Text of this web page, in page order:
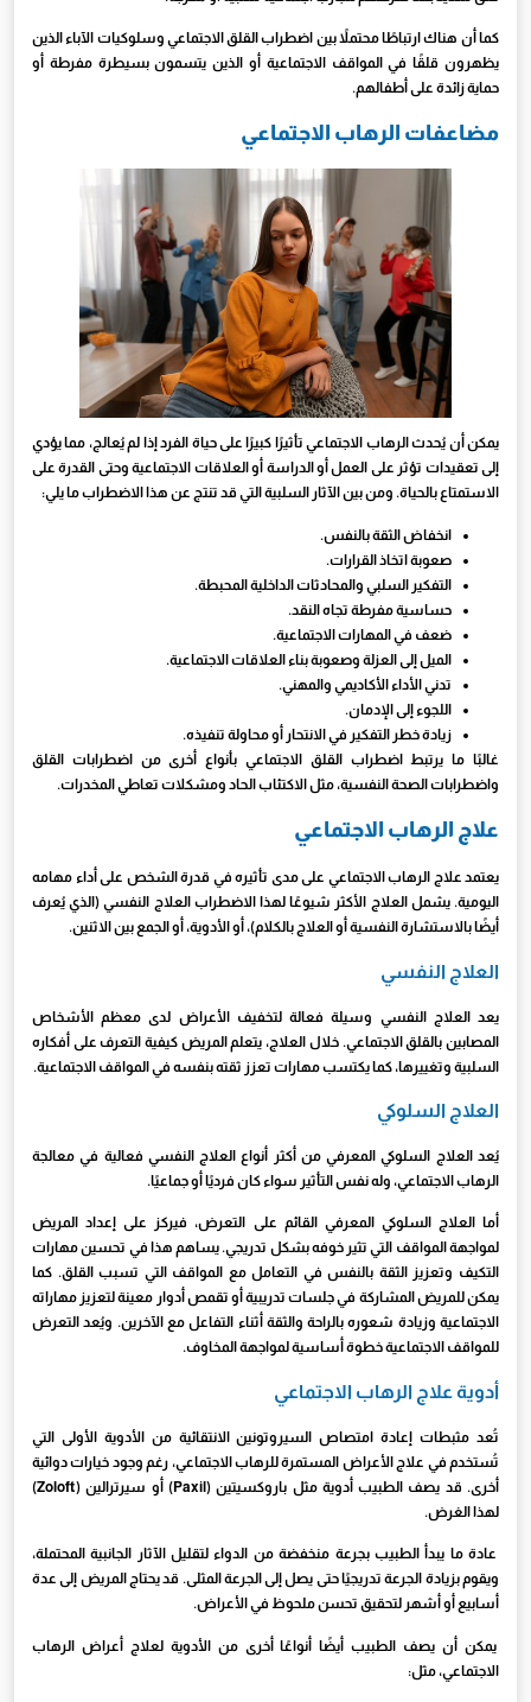
كما أن هناك ارتباطًا محتملاً بين اضطراب القلق الاجتماعي وسلوكيات الآباء الذين
يظهرون قلقًا في المواقف الاجتماعية أو الذين يتسمون بسيطرة مفرطة أو
حماية زائدة على أطفالهم.
مضاعفات الرهاب الاجتماعي
يمكن أن يُحدث الرهاب الاجتماعي تأثيرًا كبيرًا على حياة الفرد إذا لم يُعالج، مما يؤدي
إلى تعقيدات تؤثر على العمل أو الدراسة أو العلاقات الاجتماعية وحتى القدرة على
الاستمتاع بالحياة. ومن بين الآثار السلبية التي قد تنتج عن هذا الاضطراب ما يلي:
انخفاض الثقة بالنفس.
صعوبة اتخاذ القرارات.
التفكير السلبي والمحادثات الداخلية المحبطة.
حساسية مفرطة تجاه النقد.
ضعف في المهارات الاجتماعية.
الميل إلى العزلة وصعوبة بناء العلاقات الاجتماعية.
تدني الأداء الأكاديمي والمهني.
اللجوء إلى الإدمان.
زيادة خطر التفكير في الانتحار أو محاولة تنفيذه.
غالبًا ما يرتبط اضطراب القلق الاجتماعي بأنواع أخرى من اضطرابات القلق
واضطرابات الصحة النفسية، مثل الاكتئاب الحاد ومشكلات تعاطي المخدرات.
علاج الرهاب الاجتماعي
يعتمد علاج الرهاب الاجتماعي على مدى تأثيره في قدرة الشخص على أداء مهامه
اليومية. يشمل العلاج الأكثر شيوعًا لهذا الاضطراب العلاج النفسي (الذي يُعرف
أيضًا بالاستشارة النفسية أو العلاج بالكلام)، أو الأدوية، أو الجمع بين الاثنين.
العلاج النفسي
يعد العلاج النفسي وسيلة فعالة لتخفيف الأعراض لدى معظم الأشخاص
المصابين بالقلق الاجتماعي. خلال العلاج، يتعلم المريض كيفية التعرف على أفكاره
السلبية وتغييرها، كما يكتسب مهارات تعزز ثقته بنفسه في المواقف الاجتماعية.
العلاج السلوكي
يُعد العلاج السلوكي المعرفي من أكثر أنواع العلاج النفسي فعالية في معالجة
الرهاب الاجتماعي، وله نفس التأثير سواء كان فرديًا أو جماعيًا.
أما العلاج السلوكي المعرفي القائم على التعرض، فيركز على إعداد المريض
لمواجهة المواقف التي تثير خوفه بشكل تدريجي. يساهم هذا في تحسين مهارات
التكيف وتعزيز الثقة بالنفس في التعامل مع المواقف التي تسبب القلق. كما
يمكن للمريض المشاركة في جلسات تدريبية أو تقمص أدوار معينة لتعزيز مهاراته
الاجتماعية وزيادة شعوره بالراحة والثقة أثناء التفاعل مع الآخرين. ويُعد التعرض
للمواقف الاجتماعية خطوة أساسية لمواجهة المخاوف.
أدوية علاج الرهاب الاجتماعي
تُعد مثبطات إعادة امتصاص السيروتونين الانتقائية من الأدوية الأولى التي
تُستخدم في علاج الأعراض المستمرة للرهاب الاجتماعي، رغم وجود خيارات دوائية
أخرى. قد يصف الطبيب أدوية مثل باروكسيتين (Paxil) أو سيرترالين (Zoloft)
لهذا الغرض.
عادة ما يبدأ الطبيب بجرعة منخفضة من الدواء لتقليل الآثار الجانبية المحتملة،
ويقوم بزيادة الجرعة تدريجيًا حتى يصل إلى الجرعة المثلى. قد يحتاج المريض إلى عدة
أسابيع أو أشهر لتحقيق تحسن ملحوظ في الأعراض.
يمكن أن يصف الطبيب أيضًا أنواعًا أخرى من الأدوية لعلاج أعراض الرهاب
الاجتماعي، مثل: